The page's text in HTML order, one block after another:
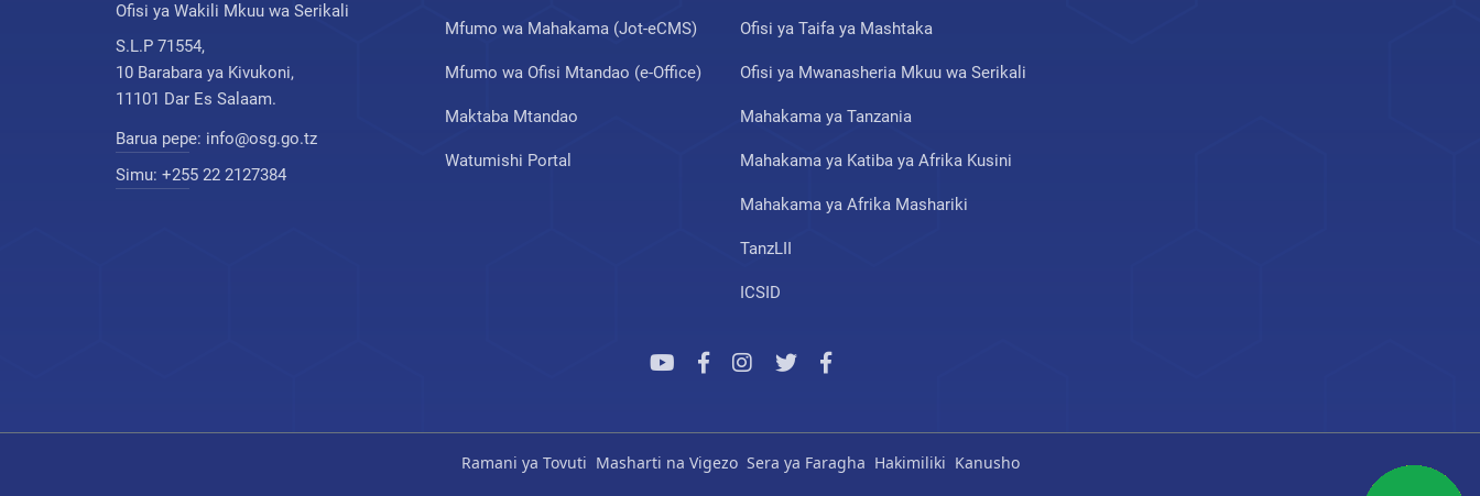
Ofisi ya Wakili Mkuu wa Serikali
S.L.P 71554,
10 Barabara ya Kivukoni,
11101 Dar Es Salaam.
Barua pepe: info@osg.go.tz
Simu: +255 22 2127384
Mfumo wa Mahakama (Jot-eCMS)
Mfumo wa Ofisi Mtandao (e-Office)
Maktaba Mtandao
Watumishi Portal
Ofisi ya Taifa ya Mashtaka
Ofisi ya Mwanasheria Mkuu wa Serikali
Mahakama ya Tanzania
Mahakama ya Katiba ya Afrika Kusini
Mahakama ya Afrika Mashariki
TanzLII
ICSID
Ramani ya Tovuti Masharti na Vigezo Sera ya Faragha Hakimiliki Kanusho